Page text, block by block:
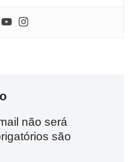
não será
são